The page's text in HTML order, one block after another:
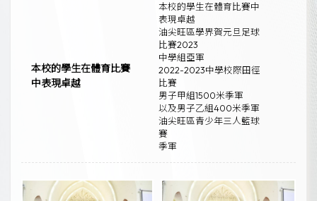
本校的學生在體育比賽
中表現卓越
本校的學生在體育比賽中
表現卓越
油尖旺區學界賀元旦足球
比賽2023
中學組亞軍
2022-2023中學校際田徑
比賽
男子甲組1500米季軍
以及男子乙組400米季軍
油尖旺區青少年三人籃球
賽
季軍